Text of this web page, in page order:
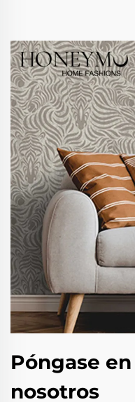
Póngase
nosotros